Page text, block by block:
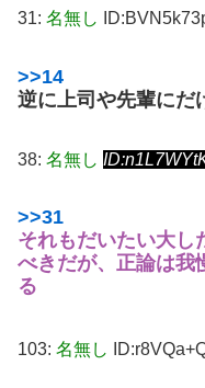
31: 名無し
>>14
逆に上司や先輩にだ
38: 名無し
>>31
それもだいたい大し
べきだが、正論は我
る
103: 名無し